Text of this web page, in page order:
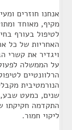
אנחנו חוזרים
מקיף, מאוחד
לטיפול בעורף
האחריות של כל
ויגדיר את קשרי
על הממשלה
הרלוונטיים
הנורמטיבית
שנים, כמעט
התקדמה חקיקתו
ליקוי חמור.